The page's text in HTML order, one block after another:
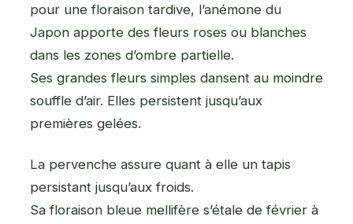
pour une floraison tardive, l’anémone du
Japon apporte des fleurs roses ou blanches
dans les zones d’ombre partielle.
Ses grandes fleurs simples dansent au moindre
souffle d’air. Elles persistent jusqu’aux
premières gelées.
La pervenche assure quant à elle un tapis
persistant jusqu’aux froids.
Sa floraison bleue mellifère s’étale de février à